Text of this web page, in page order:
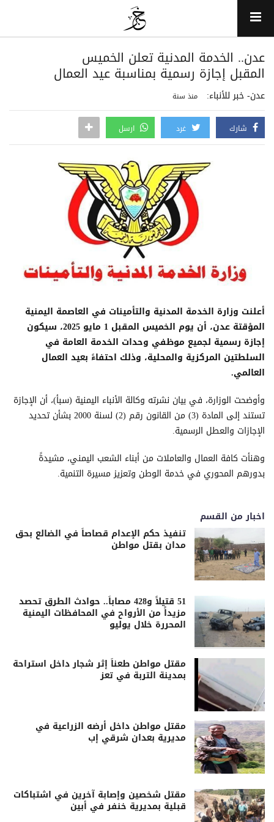
عدن.. الخدمة المدنية تعلن الخميس
المقبل إجازة رسمية بمناسبة عيد العمال
عدن- خبر للأنباء: منذ سنة
شارك غرد ارسل
أعلنت وزارة الخدمة المدنية والتأمينات في العاصمة اليمنية
المؤقتة عدن، أن يوم الخميس المقبل 1 مايو 2025، سيكون
إجازة رسمية لجميع موظفي وحدات الخدمة العامة في
السلطتين المركزية والمحلية، وذلك احتفاءً بعيد العمال
العالمي.
وأوضحت الوزارة، في بيان نشرته وكالة الأنباء اليمنية (سبأ)، أن الإجازة
تستند إلى المادة (3) من القانون رقم (2) لسنة 2000 بشأن تحديد
الإجازات والعطل الرسمية.
وهنأت كافة العمال والعاملات من أبناء الشعب اليمني، مشيدةً
بدورهم المحوري في خدمة الوطن وتعزيز مسيرة التنمية.
اخبار من القسم
تنفيذ حكم الإعدام قصاصاً في الضالع بحق
مدان بقتل مواطن
51 قتيلاً و428 مصاباً.. حوادث الطرق تحصد
مزيداً من الأرواح في المحافظات اليمنية
المحررة خلال يوليو
مقتل مواطن طعناً إثر شجار داخل استراحة
بمدينة التربة في تعز
مقتل مواطن داخل أرضه الزراعية في
مديرية بعدان شرقي إب
مقتل شخصين وإصابة آخرين في اشتباكات
قبلية بمديرية خنفر في أبين